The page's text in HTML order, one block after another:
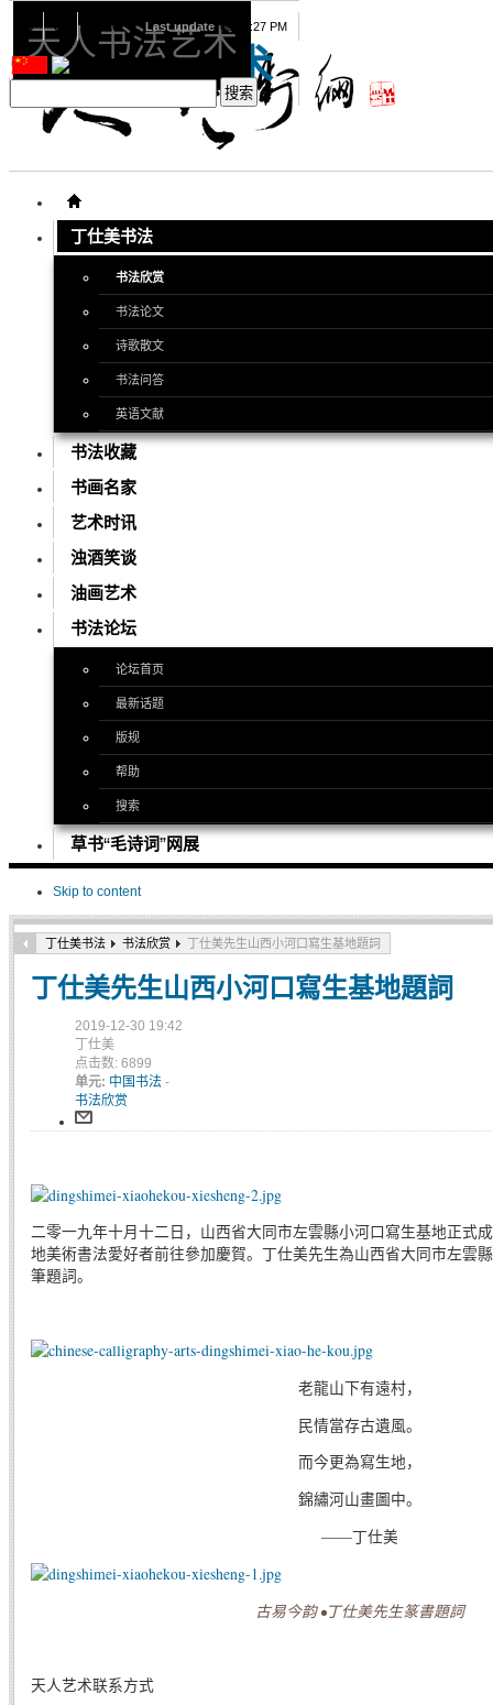
天人书法艺术
丁仕美书法
书法欣赏
书法论文
诗歌散文
书法问答
英语文献
书法收藏
书画名家
艺术时讯
浊酒笑谈
油画艺术
书法论坛
论坛首页
最新话题
版规
帮助
搜索
草书“毛诗词”网展
Skip to content
08 09 2026 Last update 08:15:27 PM
丁仕美书法 书法欣赏 丁仕美先生山西小河口寫生基地題詞
丁仕美先生山西小河口寫生基地題詞
2019-12-30 19:42
丁仕美
点击数: 6899
单元: 中国书法 -
书法欣赏
二零一九年十月十二日，山西省大同市左雲縣小河口寫生基地正式
地美術書法愛好者前往參加慶賀。丁仕美先生為山西省大同市左雲
筆題詞。
老龍山下有遠村，
民情當存古遺風。
而今更為寫生地，
錦繡河山畫圖中。
——丁仕美
古易今韵 •丁仕美先生篆書題詞
天人艺术联系方式
天人书法艺术